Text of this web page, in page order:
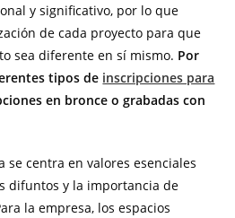
y significativo, por lo que
de cada proyecto para que
sea diferente en sí mismo. Por
tipos de inscripciones para
en bronce o grabadas con
se centra en valores esenciales
difuntos y la importancia de
la empresa, los espacios